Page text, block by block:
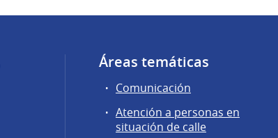
Áreas temáticas
Comunicación
Atención a personas en
situación de calle